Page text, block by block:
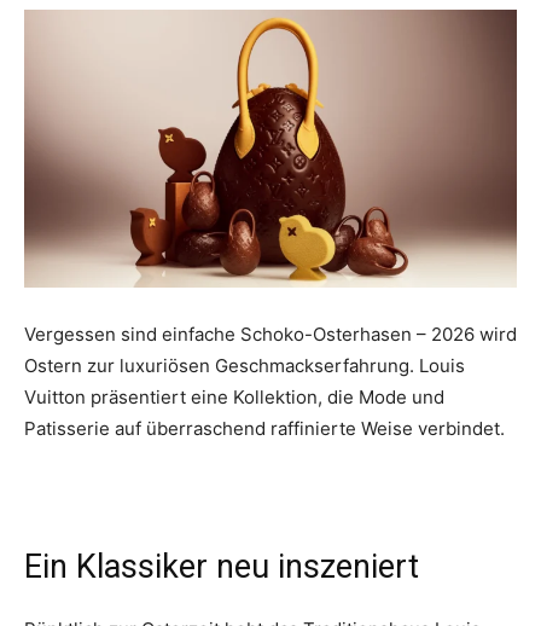
Vergessen sind einfache Schoko-Osterhasen – 2026 wird
Ostern zur luxuriösen Geschmackserfahrung. Louis
Vuitton präsentiert eine Kollektion, die Mode und
Patisserie auf überraschend raffinierte Weise verbindet.
Ein Klassiker neu inszeniert